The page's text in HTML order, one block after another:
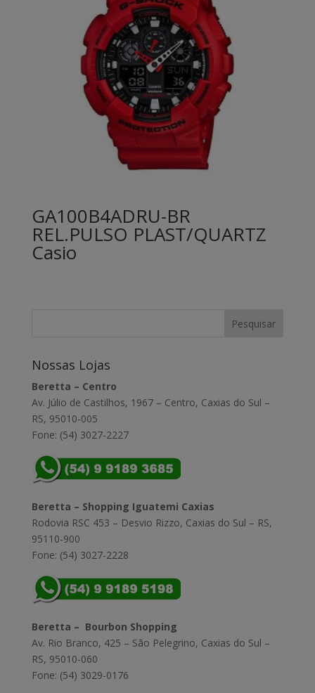
GA100B4ADRU-BR
REL.PULSO PLAST/QUARTZ
Casio
Nossas Lojas
Beretta – Centro
Av. Júlio de Castilhos, 1967 – Centro, Caxias do Sul –
RS, 95010-005
Fone: (54) 3027-2227
Beretta – Shopping Iguatemi Caxias
Rodovia RSC 453 – Desvio Rizzo, Caxias do Sul – RS,
95110-900
Fone: (54) 3027-2228
Beretta – Bourbon Shopping
Av. Rio Branco, 425 – São Pelegrino, Caxias do Sul –
RS, 95010-060
Fone: (54) 3029-0176